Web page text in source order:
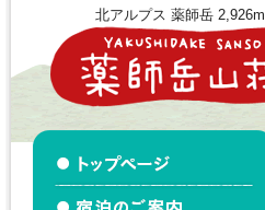
北アルプス 薬師岳 2,926m